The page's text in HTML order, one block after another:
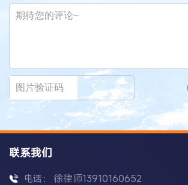
联系我们
电话： 徐律师13910160652